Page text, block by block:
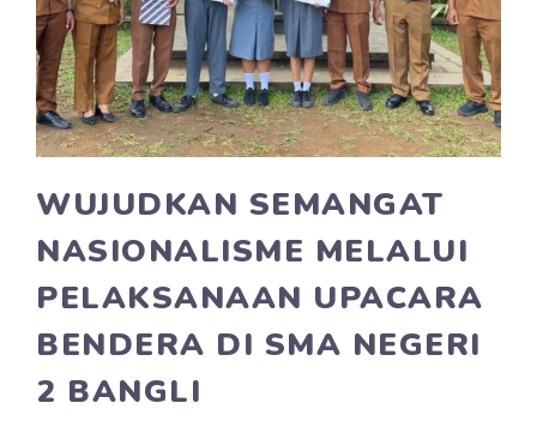
WUJUDKAN SEMANGAT
NASIONALISME MELALUI
PELAKSANAAN UPACARA
BENDERA DI SMA NEGERI
2 BANGLI